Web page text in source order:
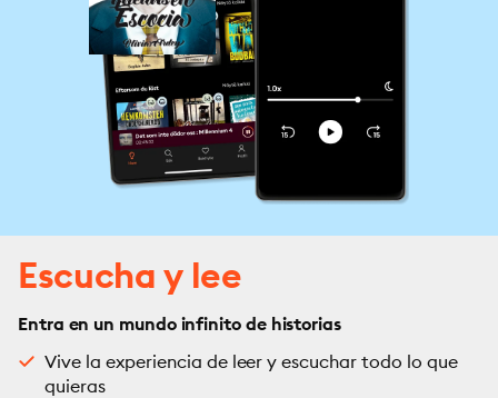
Escucha y lee
Entra en un mundo infinito de historias
Vive la experiencia de leer y escuchar todo lo que
quieras